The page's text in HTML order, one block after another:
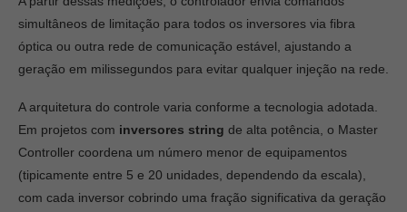
simultâneos de limitação para todos os inversores via fibra
óptica ou outra rede de comunicação estável, ajustando a
geração em milissegundos para evitar qualquer injeção na rede.
A arquitetura do controle varia conforme a tecnologia adotada.
Em projetos com inversores string de alta potência, o Master
Controller coordena um número menor de equipamentos
(tipicamente entre 5 e 20 unidades, dependendo da escala),
com cada inversor cobrindo uma fração significativa da geração